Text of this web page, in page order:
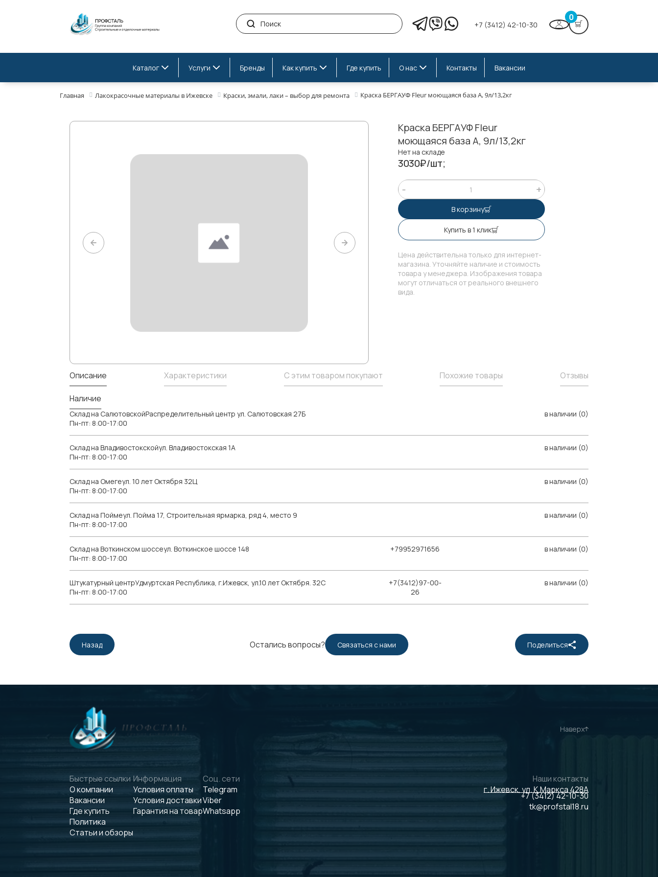
+7 (3412) 42-10-30
0
Каталог Услуги Бренды Как купить Где купить О нас Контакты Вакансии
Главная Лакокрасочные материалы в Ижевске Краски, эмали, лаки – выбор для ремонта Краска БЕРГАУФ Fleur моющаяся база А, 9л/13,2кг
Краска БЕРГАУФ Fleur
моющаяся база А, 9л/13,2кг
Нет на складе
3030₽/шт;
В корзину
Купить в 1 клик
Цена действительна только для интернет-
магазина. Уточняйте наличие и стоимость
товара у менеджера. Изображения товара
могут отличаться от реального внешнего
вида.
Описание Характеристики С этим товаром покупают Похожие товары Отзывы
Наличие
Склад на СалютовскойРаспределительный центр ул. Салютовская 27Б
Пн-пт: 8:00-17:00
в наличии (0)
Склад на Владивостокскойул. Владивостокская 1А
Пн-пт: 8:00-17:00
в наличии (0)
Склад на Омегеул. 10 лет Октября 32Ц
Пн-пт: 8:00-17:00
в наличии (0)
Склад на Поймеул. Пойма 17, Строительная ярмарка, ряд 4, место 9
Пн-пт: 8:00-17:00
в наличии (0)
Склад на Воткинском шоссеул. Воткинское шоссе 148
Пн-пт: 8:00-17:00
+79952971656 в наличии (0)
Штукатурный центрУдмуртская Республика, г.Ижевск, ул.10 лет Октября. 32С
Пн-пт: 8:00-17:00
+7(3412)97-00-
26
в наличии (0)
Остались вопросы? Связаться с нами
Назад Поделиться
Наверх
Быстрые ссылки
О компании
Вакансии
Где купить
Политика
Статьи и обзоры
Информация
Условия оплаты
Условия доставки
Гарантия на товар
Соц. сети
Telegram
Viber
Whatsapp
Наши контакты
г. Ижевск, ул. К.Маркса 428А
+7 (3412) 42-10-30
tk@profstal18.ru